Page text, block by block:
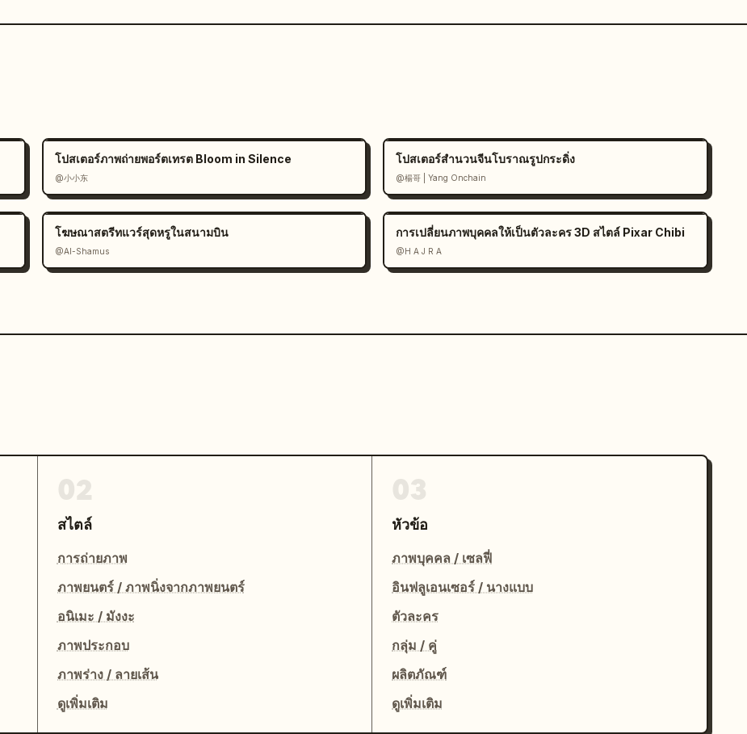
โปสเตอร์ภาพถ่ายพอร์ตเทรต Bloom in Silence
@小小东
โปสเตอร์สำนวนจีนโบราณรูปกระดิ่ง
@楊哥 | Yang Onchain
โฆษณาสตรีทแวร์สุดหรูในสนามบิน
@Al-Shamus
การเปลี่ยนภาพบุคคลให้เป็นตัวละคร 3D สไตล์ Pixar Chibi
@H A J R A
สไตล์
การถ่ายภาพ
ภาพยนตร์ / ภาพนิ่งจากภาพยนตร์
อนิเมะ / มังงะ
ภาพประกอบ
ภาพร่าง / ลายเส้น
ดูเพิ่มเติม
หัวข้อ
ภาพบุคคล / เซลฟี่
อินฟลูเอนเซอร์ / นางแบบ
ตัวละคร
กลุ่ม / คู่
ผลิตภัณฑ์
ดูเพิ่มเติม